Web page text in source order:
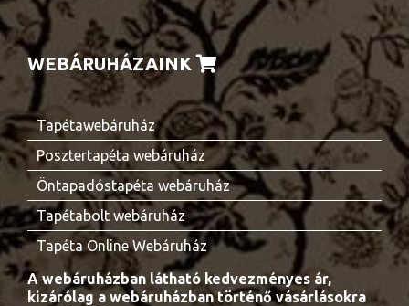
WEBÁRUHÁZAINK
Tapétawebáruház
Posztertapéta webáruház
Öntapadóstapéta webáruház
Tapétabolt webáruház
Tapéta Online Webáruház
A webáruházban látható kedvezményes ár,
kizárólag a webáruházban történő vásárlásokra